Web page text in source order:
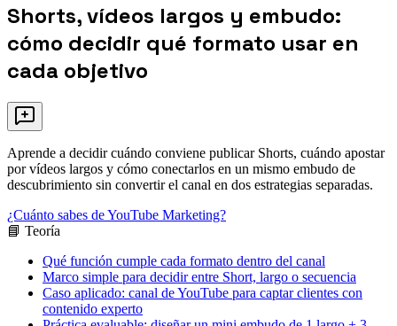
Shorts, vídeos largos y embudo:
cómo decidir qué formato usar en
cada objetivo
Aprende a decidir cuándo conviene publicar Shorts, cuándo apostar
por vídeos largos y cómo conectarlos en un mismo embudo de
descubrimiento sin convertir el canal en dos estrategias separadas.
¿Cuánto sabes de YouTube Marketing?
📘 Teoría
Qué función cumple cada formato dentro del canal
Marco simple para decidir entre Short, largo o secuencia
Caso aplicado: canal de YouTube para captar clientes con
contenido experto